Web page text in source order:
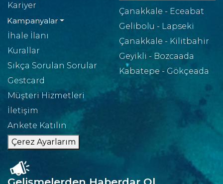
Kariyer
Kampanyalar
İhale İlanı
Kurallar
Sıkça Sorulan Sorular
Gestcard
Müşteri Hizmetleri
İletişim
Ankete Katılın
Çerez Ayarlarım
Çanakkale - Eceabat
Gelibolu - Lapseki
Çanakkale - Kilitbahir
Geyikli - Bozcaada
Kabatepe - Gökçeada